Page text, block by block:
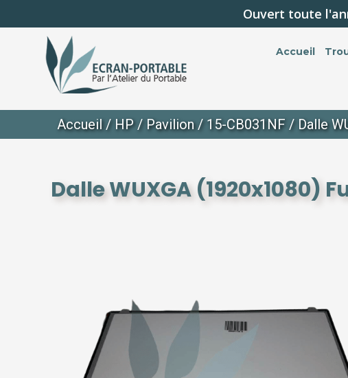
Ouvert toute
Accueil
Accueil/ HP/ Pavilion/ 15-CB031NF / Dalle
Dalle WUXGA (1920x1080)